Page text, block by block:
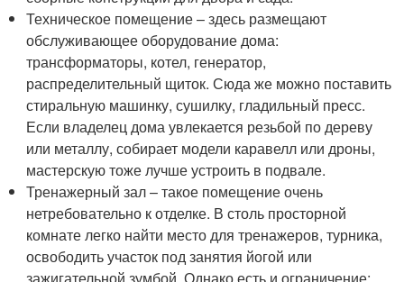
Техническое помещение – здесь размещают
обслуживающее оборудование дома:
трансформаторы, котел, генератор,
распределительный щиток. Сюда же можно поставить
стиральную машинку, сушилку, гладильный пресс.
Если владелец дома увлекается резьбой по дереву
или металлу, собирает модели каравелл или дроны,
мастерскую тоже лучше устроить в подвале.
Тренажерный зал – такое помещение очень
нетребовательно к отделке. В столь просторной
комнате легко найти место для тренажеров, турника,
освободить участок под занятия йогой или
зажигательной зумбой. Однако есть и ограничение: